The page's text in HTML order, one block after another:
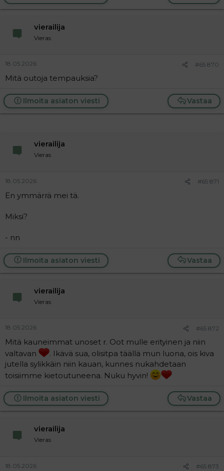
vierailija
Vieras
18.05.2026 #65 870
Mitä outoja tempauksia?
Vastaa
Ilmoita asiaton viesti
vierailija
Vieras
18.05.2026 #65 871
En ymmärrä mei tä.
Miksi?
- nn
Vastaa
Ilmoita asiaton viesti
vierailija
Vieras
18.05.2026 #65 872
Mitä kauneimmat unoset r. Oot mulle erityinen ja niin
valtavan
. Ikävä sua, olisitpa täällä mun luona, ois kiva
jutella sylikkäin niin kauan, kunnes nukahdetaan
toisiimme kietoutuneena. Nuku hyvin!
Vastaa
Ilmoita asiaton viesti
vierailija
Vieras
18.05.2026 #65 873